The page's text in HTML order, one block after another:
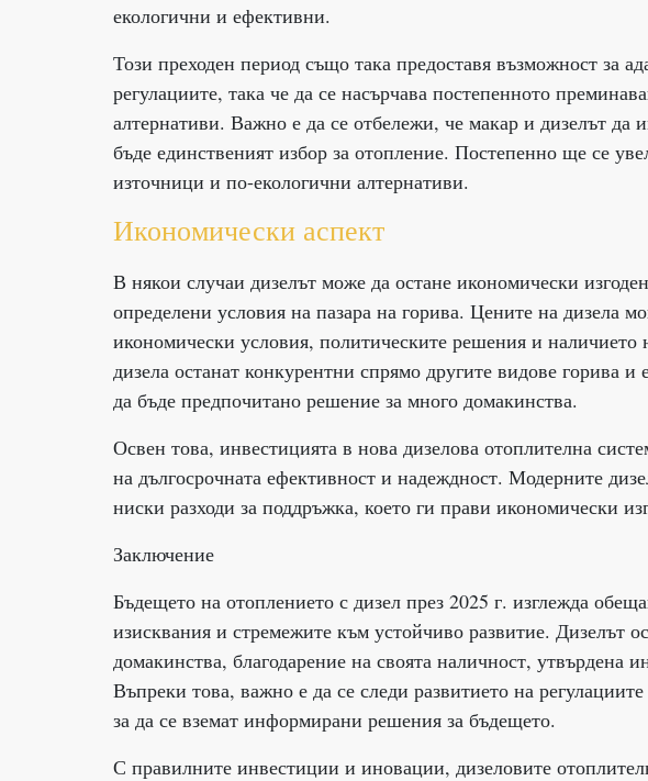
екологични и ефективни.
Този преходен период също така предоставя възможност за
регулациите, така че да се насърчава постепенното
алтернативи. Важно е да се отбележи, че макар и дизелът да
бъде единственият избор за отопление. Постепенно ще се
източници и по-екологични алтернативи.
Икономически аспект
В някои случаи дизелът може да остане икономически
определени условия на пазара на горива. Цените на дизела
икономически условия, политическите решения и
дизела останат конкурентни спрямо другите видове горива
да бъде предпочитано решение за много домакинства.
Освен това, инвестицията в нова дизелова отоплителна
на дългосрочната ефективност и надеждност. Модерните
ниски разходи за поддръжка, което ги прави икономически
Заключение
Бъдещето на отоплението с дизел през 2025 г. изглежда
изисквания и стремежите към устойчиво развитие. Дизелът
домакинства, благодарение на своята наличност, утвърдена
Въпреки това, важно е да се следи развитието на
за да се вземат информирани решения за бъдещето.
С правилните инвестиции и иновации, дизеловите